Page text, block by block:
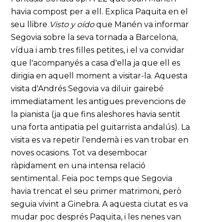
havia compost per a ell. Explica Paquita en el
seu llibre Visto y oídoque Manén va informar
Segovia sobre la seva tornada a Barcelona,
vídua i amb tres filles petites, i el va convidar
que l'acompanyés a casa d'ella ja que ell es
dirigia en aquell moment a visitar-la. Aquesta
visita d'Andrés Segovia va diluir gairebé
immediatament les antigues prevencions de
la pianista (ja que fins aleshores havia sentit
una forta antipatia pel guitarrista andalús). La
visita es va repetir l'endemà i es van trobar en
noves ocasions. Tot va desembocar
ràpidament en una intensa relació
sentimental. Feia poc temps que Segovia
havia trencat el seu primer matrimoni, però
seguia vivint a Ginebra. A aquesta ciutat es va
mudar poc després Paquita, i les nenes van